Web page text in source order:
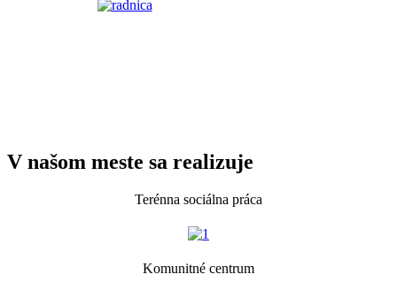
V našom meste sa realizuje
Terénna sociálna práca
Komunitné centrum